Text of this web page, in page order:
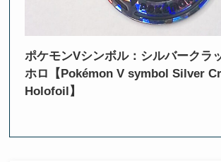
ポケモンVシンボル：シルバークラ
ホロ【Pokémon V symbol Silver
Holofoil】